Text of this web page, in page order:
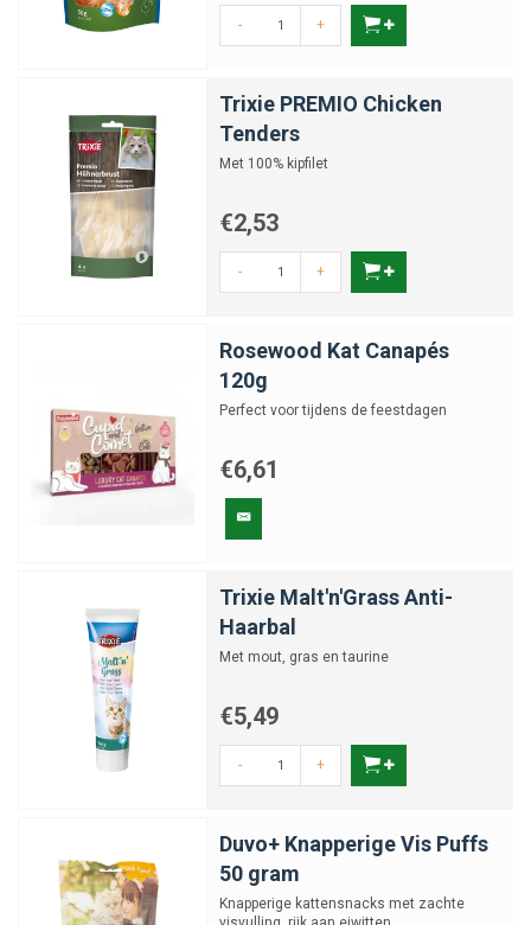
- +
Trixie PREMIO Chicken
Tenders
Met 100% kipfilet
€2,53
- +
Rosewood Kat Canapés
120g
Perfect voor tijdens de feestdagen
€6,61
Trixie Malt'n'Grass Anti-
Haarbal
Met mout, gras en taurine
€5,49
- +
Duvo+ Knapperige Vis Puffs
50 gram
Knapperige kattensnacks met zachte